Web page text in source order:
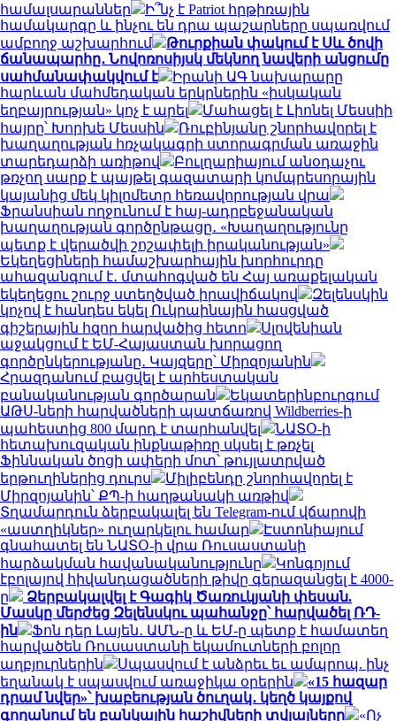
համալսարաններ
Ի՞նչ է Patriot հրթիռային
համակարգը և ինչու են դրա պաշարները սպառվում
ամբողջ աշխարհում
Թուրքիան փակում է Սև ծովի
ճանապարհը․ Նովոռոսիյսկ մեկնող նավերի անցումը
սահմանափակվում է
Իրանի ԱԳ նախարարը
հարևան մահմեդական երկրներին «իսկական
եղբայրության» կոչ է արել
Մահացել է Լիոնել Մեսսիի
հայրը՝ Խորխե Մեսսին
Ռուբինյանը շնորհավորել է
խաղաղության հռչակագրի ստորագրման առաջին
տարեդարձի առիթով
Բուլղարիայում անօդաչու
թռչող սարք է պայթել գազատարի կոմպրեսորային
կայանից մեկ կիլոմետր հեռավորության վրա
Ֆրանսիան ողջունում է հայ-ադրբեջանական
խաղաղության գործընթացը․ «Խաղաղությունը
պետք է վերածվի շոշափելի իրականության»
Եկեղեցիների համաշխարհային խորհուրդը
ահազանգում է․ մտահոգված են Հայ առաքելական
եկեղեցու շուրջ ստեղծված իրավիճակով
Զելենսկին
կոչով է հանդես եկել Ուկրաինային հասցված
գիշերային հզոր հարվածից հետո
Սլովենիան
աջակցում է ԵՄ-Հայաստան խորացող
գործընկերությանը․ Կայզերը՝ Միրզոյանին
Հրազդանում բացվել է արհեստական
բանականության գործարան
Եկատերինբուրգում
ԱԹՍ-ների հարվածների պատճառով Wildberries-ի
պահեստից 800 մարդ է տարհանվել
ՆԱՏՕ-ի
հետախուզական ինքնաթիռը սկսել է թռչել
Ֆիննական ծոցի ափերի մոտ՝ թույլատրված
երթուղիներից դուրս
Միլիբենդը շնորհավորել է
Միրզոյանին՝ ՔՊ-ի հաղթանակի առթիվ
Տղամարդուն ձերբակալել են Telegram-ում վճարովի
«աստղիկներ» ուղարկելու համար
Էստոնիայում
գնահատել են ՆԱՏՕ-ի վրա Ռուսաստանի
հարձակման հավանականությունը
Կոնգոյում
էբոլայով հիվանդացածների թիվը գերազանցել է 4000-
ը
Ձերբակալվել է Գագիկ Ծառուկյանի փեսան.
Մասկը մերժեց Զելենսկու պահանջը՝ հարվածել ՌԴ-
ին
Ֆոն դեր Լայեն․ ԱՄՆ-ը և ԵՄ-ը պետք է համատեղ
հարվածեն Ռուսաստանի եկամուտների բոլոր
աղբյուրներին
Սպասվում է անձրեւ եւ ամպրոպ. ինչ
եղանակ է սպասվում առաջիկա օրերին
«15 հազար
դրամ նվեր»՝ խաբեության ծուղակ․ կեղծ կայքով
գողանում են բանկային հաշիվների տվյալները
«Ոչ